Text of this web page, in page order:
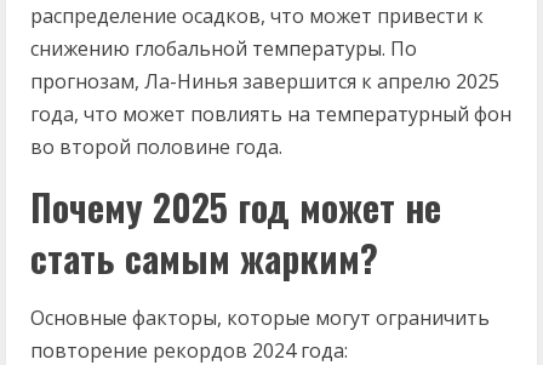
распределение осадков, что может привести к
снижению глобальной температуры. По
прогнозам, Ла-Нинья завершится к апрелю 2025
года, что может повлиять на температурный фон
во второй половине года.
Почему 2025 год может не
стать самым жарким?
Основные факторы, которые могут ограничить
повторение рекордов 2024 года: